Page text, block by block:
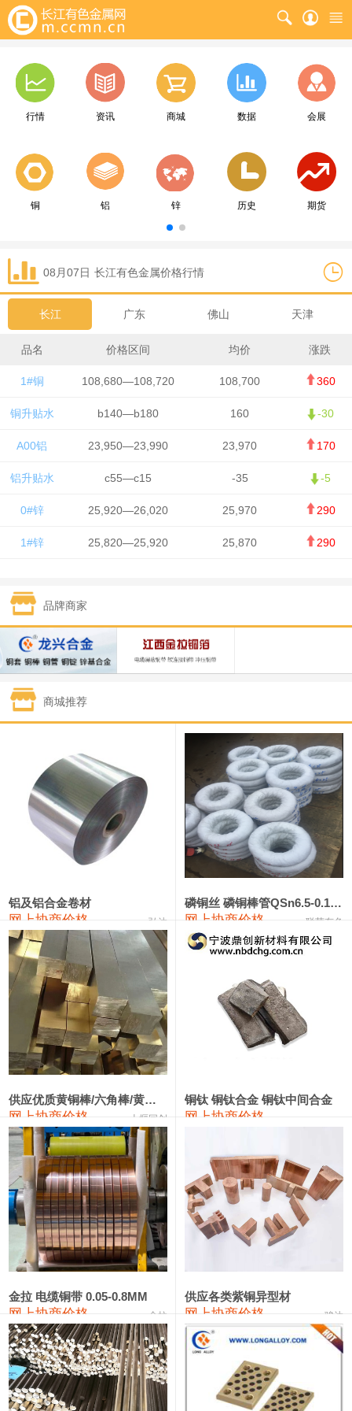
行情 资讯 商城 数据 会展
铜 铝 锌 历史 期货
08月07日 长江有色金属价格行情
长江 广东 佛山 天津
品名 价格区间 均价 涨跌
1#铜 108,680—108,720 108,700 360
铜升贴水 b140—b180 160 -30
A00铝 23,950—23,990 23,970 170
铝升贴水 c55—c15 -35 -5
0#锌 25,920—26,020 25,970 290
1#锌 25,820—25,920 25,870 290
1#锡 434,000—436,000
1#镍 129,550—130,750
1#白银 15,100—15,110 15,105 -70
钯金
331,000 -10,000
89,000—95,000 92,000 1,000
2#锑 85,000—91,000 88,000 1,000
1#镁 17,000—18,000 17,500 0
18,900—19,100 19,000 100
1#电解锰(99.7%袋装) 18,000—18,200 18,100 100
1#铬 60,000—82,000
553#硅 9,300—9,500
441#硅 9,600—9,800 9,700
3303#硅 10,300—10,500 10,400
2202#硅 14,100—14,300
金属硅3303#-2202# 10,400—14,200 12,300 0
漆包线 111,970—115,970 113,970
磷铜合金 110,800—117,600 114,200 400
无氧铜丝(硬) 109,710—110,010 109,860
R410A专用紫铜管 113,700—113,700
铸造铝合金锭(A380） 26,300—26,500 26,400 100
铝合金ADC12 24,200—24,400 100
铸造铝合金锭(ZL102) 24,300—24,500 24,400
品牌商家
商城推荐
铝及铝合金卷材
网上协商价格 弘达
磷铜丝 磷铜棒管QSn6.5-0.1 7-0.2 8-0.3
网上协商价格 联荣有色
供应优质黄铜棒/六角棒/黄铜方板
网上协商价格 十堰同创
铜钛 铜钛合金 铜钛中间合金
网上协商价格
金拉 电缆铜带 0.05-0.8MM
网上协商价格 金拉
供应各类紫铜异型材
网上协商价格 骏达